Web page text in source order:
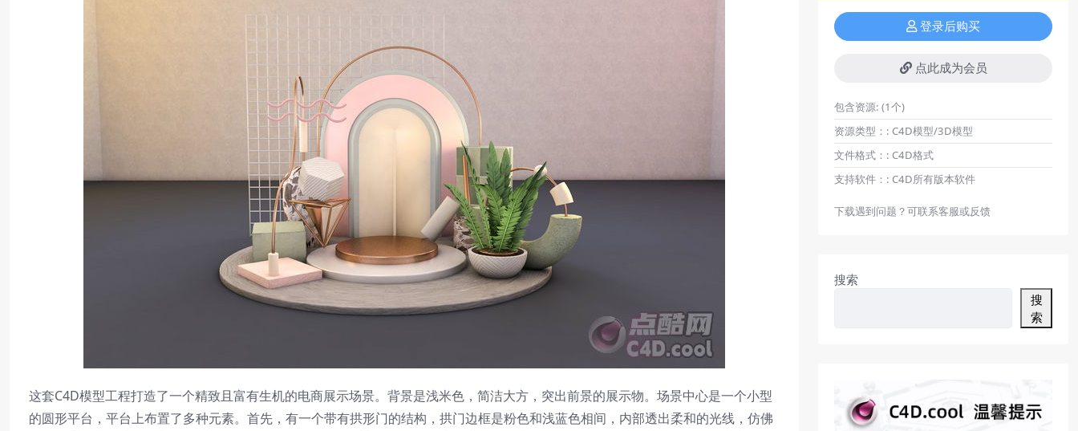
这套C4D模型工程打造了一个精致且富有生机的电商展示场景。背景是浅米色，简洁大方，突出前景的展示物。场景中心是一个小型
的圆形平台，平台上布置了多种元素。首先，有一个带有拱形门的结构，拱门边框是粉色和浅蓝色相间，内部透出柔和的光线，仿佛
登录后购买
点此成为会员
包含资源: (1个)
资源类型：: C4D模型/3D模型
文件格式：: C4D格式
支持软件：: C4D所有版本软件
下载遇到问题？可联系客服或反馈
搜索
搜
索